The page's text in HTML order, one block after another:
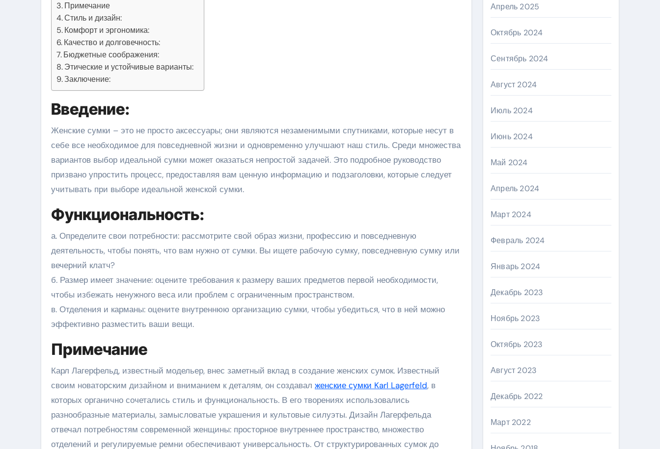
Примечание
Стиль и дизайн:
Комфорт и эргономика:
Качество и долговечность:
Бюджетные соображения:
Этические и устойчивые варианты:
Заключение:
Введение:
Женские сумки – это не просто аксессуары; они являются незаменимыми спутниками, которые несут в
себе все необходимое для повседневной жизни и одновременно улучшают наш стиль. Среди множества
вариантов выбор идеальной сумки может оказаться непростой задачей. Это подробное руководство
призвано упростить процесс, предоставляя вам ценную информацию и подзаголовки, которые следует
учитывать при выборе идеальной женской сумки.
Функциональность:
а. Определите свои потребности: рассмотрите свой образ жизни, профессию и повседневную
деятельность, чтобы понять, что вам нужно от сумки. Вы ищете рабочую сумку, повседневную сумку или
вечерний клатч?
б. Размер имеет значение: оцените требования к размеру ваших предметов первой необходимости,
чтобы избежать ненужного веса или проблем с ограниченным пространством.
в. Отделения и карманы: оцените внутреннюю организацию сумки, чтобы убедиться, что в ней можно
эффективно разместить ваши вещи.
Примечание
Карл Лагерфельд, известный модельер, внес заметный вклад в создание женских сумок. Известный
своим новаторским дизайном и вниманием к деталям, он создавал женские сумки Karl Lagerfeld, в
которых органично сочетались стиль и функциональность. В его творениях использовались
разнообразные материалы, замысловатые украшения и культовые силуэты. Дизайн Лагерфельда
отвечал потребностям современной женщины: просторное внутреннее пространство, множество
отделений и регулируемые ремни обеспечивают универсальность. От структурированных сумок до
Апрель 2025
Октябрь 2024
Сентябрь 2024
Август 2024
Июль 2024
Июнь 2024
Май 2024
Апрель 2024
Март 2024
Февраль 2024
Январь 2024
Декабрь 2023
Ноябрь 2023
Октябрь 2023
Август 2023
Декабрь 2022
Март 2022